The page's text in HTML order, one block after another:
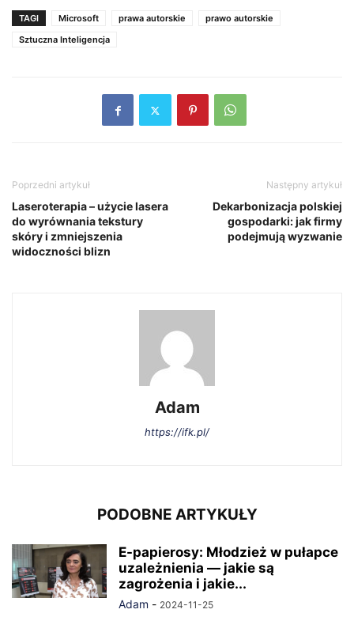
TAGI Microsoft prawa autorskie
prawo autorskie
Sztuczna Inteligencja
Poprzedni artykuł
Laseroterapia – użycie lasera
do wyrównania tekstury
skóry i zmniejszenia
widoczności blizn
Następny artykuł
Dekarbonizacja polskiej
gospodarki: jak firmy
podejmują wyzwanie
Adam
https://ifk.pl/
PODOBNE ARTYKUŁY
E-papierosy: Młodzież w pułapce
uzależnienia — jakie są
zagrożenia i jakie...
Adam - 2024-11-25